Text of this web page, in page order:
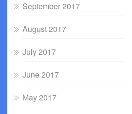
September 2017
August 2017
July 2017
June 2017
May 2017